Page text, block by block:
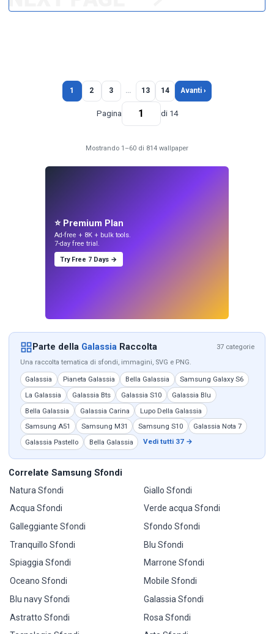
1 2 3 … 13 14 Avanti ›
Pagina di 14
Mostrando 1–60 di 814 wallpaper
⭐ Premium Plan
Ad-free + 8K + bulk tools.
7-day free trial.
Try Free 7 Days →
Parte della GalassiaRaccolta
37 categorie
Una raccolta tematica di sfondi, immagini, SVG e PNG.
Galassia Pianeta Galassia Bella Galassia
Samsung Galaxy S6
La Galassia
Galassia Bts Galassia S10
Galassia Blu
Bella Galassia
Galassia Carina
Lupo Della Galassia
Samsung A51
Samsung M31 Samsung S10
Galassia Nota 7
Galassia Pastello
Bella Galassia Vedi tutti 37 →
Correlate Samsung Sfondi
Natura Sfondi
Acqua Sfondi
Galleggiante Sfondi
Tranquillo Sfondi
Spiaggia Sfondi
Oceano Sfondi
Blu navy Sfondi
Astratto Sfondi
Giallo Sfondi
Verde acqua Sfondi
Sfondo Sfondi
Blu Sfondi
Marrone Sfondi
Mobile Sfondi
Galassia Sfondi
Rosa Sfondi